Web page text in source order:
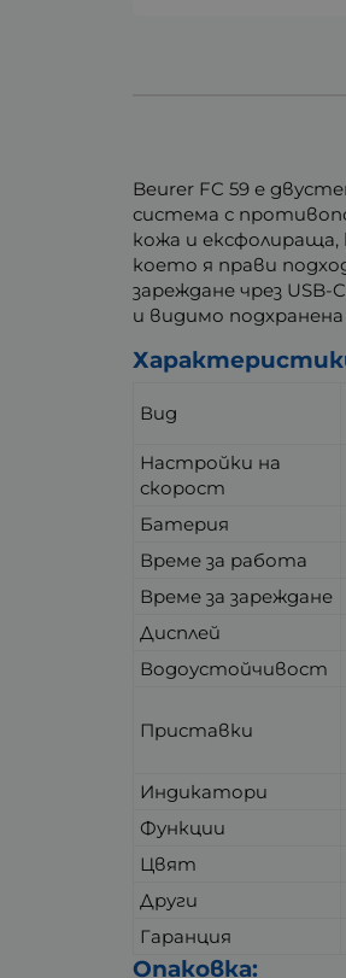
Beurer FC 59 е
система с
кожа и
което я прави
зареждане чрез
и видимо
Вид
Настройки на
скорост
Батерия
Време за работа
Време за зареждане
Дисплей
Водоустойчивост
Приставки
Индикатори
Функции
Цвят
Други
Гаранция
Опаковка: